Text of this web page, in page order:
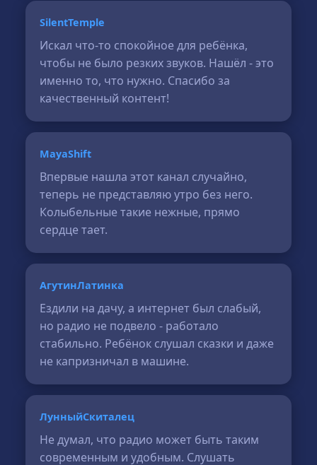
SilentTemple
Искал что-то спокойное для ребёнка,
чтобы не было резких звуков. Нашёл - это
именно то, что нужно. Спасибо за
качественный контент!
MayaShift
Впервые нашла этот канал случайно,
теперь не представляю утро без него.
Колыбельные такие нежные, прямо
сердце тает.
АгутинЛатинка
Ездили на дачу, а интернет был слабый,
но радио не подвело - работало
стабильно. Ребёнок слушал сказки и даже
не капризничал в машине.
ЛунныйСкиталец
Не думал, что радио может быть таким
современным и удобным. Слушать